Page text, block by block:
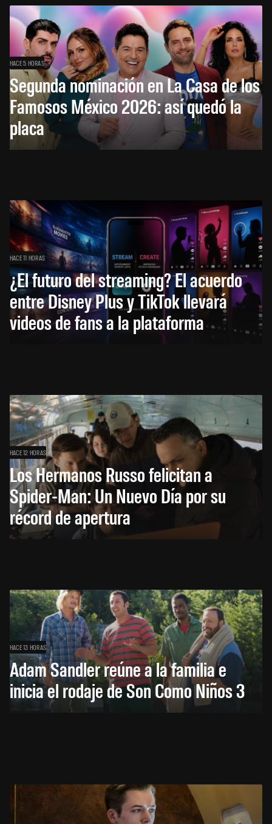
HACE 5 HORAS
Segunda nominación en La Casa de los
Famosos México 2026: así quedó la
placa
HACE 11 HORAS
¿El futuro del streaming? El acuerdo
entre Disney Plus y TikTok llevará
videos de fans a la plataforma
HACE 12 HORAS
Los Hermanos Russo felicitan a
Spider-Man: Un Nuevo Día por su
récord de apertura
HACE 13 HORAS
Adam Sandler reúne a la familia e
inicia el rodaje de Son Como Niños 3